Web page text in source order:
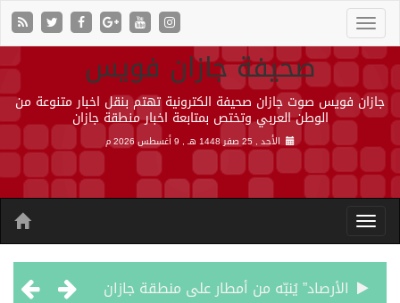
صحيفة جازان فويس
جازان فويس صوت جازان صحيفة الكترونية تهتم بنقل اخبار متنوعة من
الوطن العربي وتختص بمتابعة اخبار منطقة جازان
الأحد , 25 صفر 1448 هـ , 9 أغسطس 2026 م
الأرصاد” يُنبّه من أمطار على منطقة جازان